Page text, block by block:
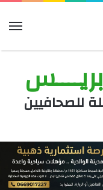
للصحافيين